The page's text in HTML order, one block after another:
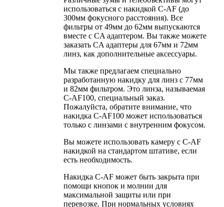
использоваться с накидкой C-AF (до
300мм фокусного расстояния). Все
фильтры от 49мм до 62мм выпускаются
вместе с CA адаптером. Вы также можете
заказать CA адаптеры для 67мм и 72мм
линз, как дополнительные аксессуары.
Мы также предлагаем специально
разработанную накидку для линз с 77мм
и 82мм фильтром. Это линза, называемая
C-AF100, специальный заказ.
Пожалуйста, обратите внимание, что
накидка C-AF100 может использоваться
только с линзами с внутренним фокусом.
Вы можете использовать камеру с C-AF
накидкой на стандартом штативе, если
есть необходимость.
Накидка C-AF может быть закрыта при
помощи кнопок и молнии для
максимальной защиты или при
перевозке. При нормальных условиях